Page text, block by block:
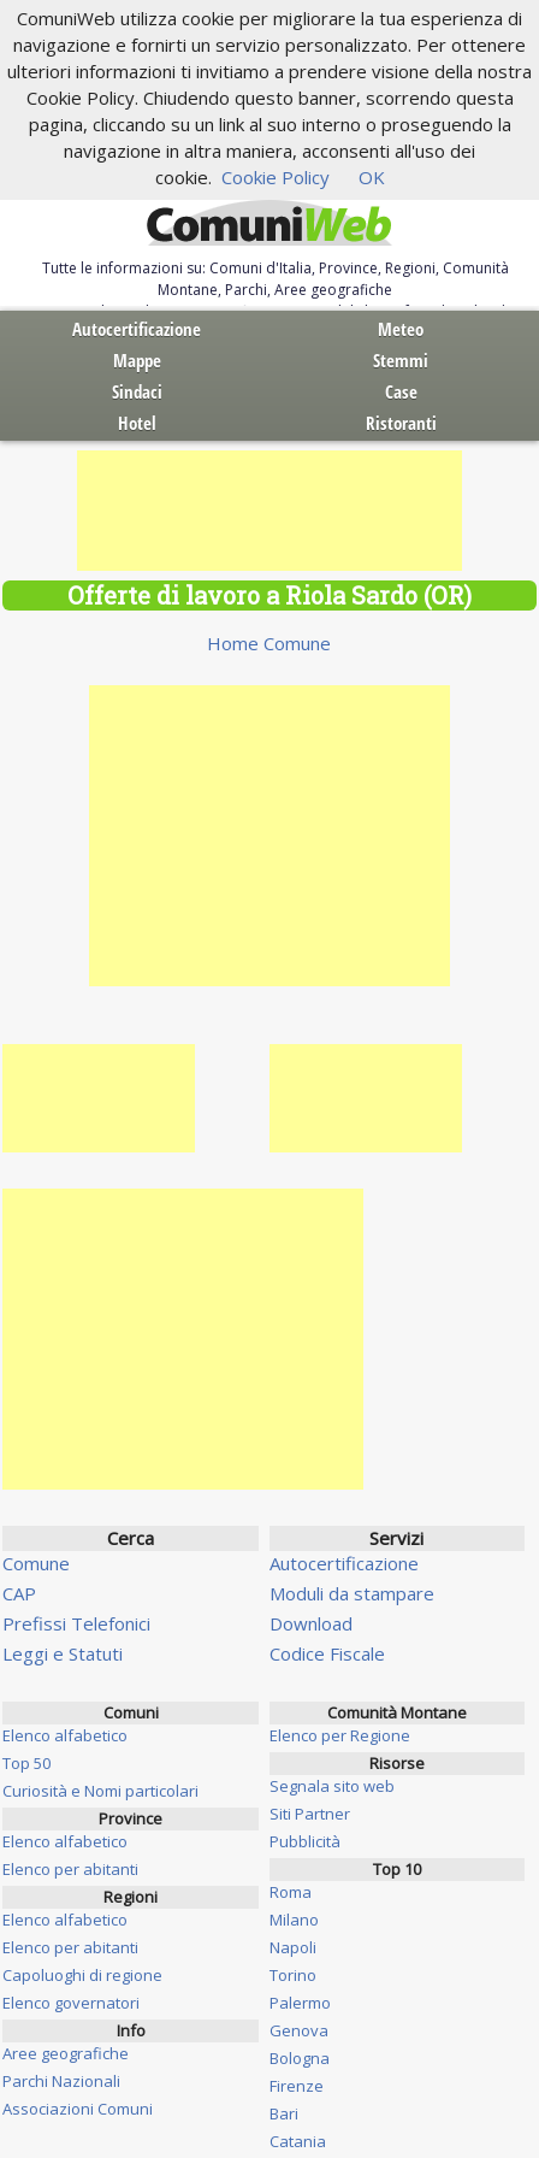
ComuniWeb utilizza cookie per migliorare la tua esperienza di
navigazione e fornirti un servizio personalizzato. Per ottenere
ulteriori informazioni ti invitiamo a prendere visione della nostra
Cookie Policy. Chiudendo questo banner, scorrendo questa
pagina, cliccando su un link al suo interno o proseguendo la
navigazione in altra maniera, acconsenti all'uso dei
cookie. Cookie Policy OK
Tutte le informazioni su: Comuni d'Italia, Province, Regioni, Comunità
Montane, Parchi, Aree geografiche
Servizi al Cittadino. Autocertificazione, moduli, leggi, free download
Autocertificazione
Meteo
Mappe
Stemmi
Sindaci
Case
Hotel
Ristoranti
Offerte di lavoro a Riola Sardo (OR)
Home Comune
Cerca
Comune
CAP
Prefissi Telefonici
Leggi e Statuti
Servizi
Autocertificazione
Moduli da stampare
Download
Codice Fiscale
Comuni
Elenco alfabetico
Top 50
Curiosità e Nomi particolari
Province
Elenco alfabetico
Elenco per abitanti
Regioni
Elenco alfabetico
Elenco per abitanti
Capoluoghi di regione
Elenco governatori
Info
Aree geografiche
Parchi Nazionali
Associazioni Comuni
Comunità Montane
Elenco per Regione
Risorse
Segnala sito web
Siti Partner
Pubblicità
Top 10
Roma
Milano
Napoli
Torino
Palermo
Genova
Bologna
Firenze
Bari
Catania